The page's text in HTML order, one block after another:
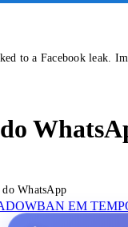
to a Facebook leak.
WhatsApp
EM